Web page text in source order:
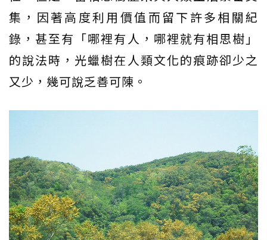
集，因著高度利用價值而留下許多相關紀
錄，甚至有「哪裡有人，哪裡就有相思樹」
的說法時，光蠟樹在人類文化的痕跡卻少之
又少，幾可說乏善可陳。